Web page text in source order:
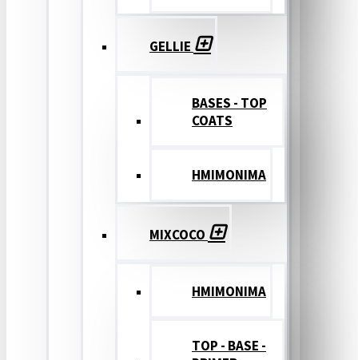
GELLIE
BASES - TOP
COATS
ΗΜΙΜΟΝΙΜΑ
MIXCOCO
HMIMONIMA
TOP - BASE -